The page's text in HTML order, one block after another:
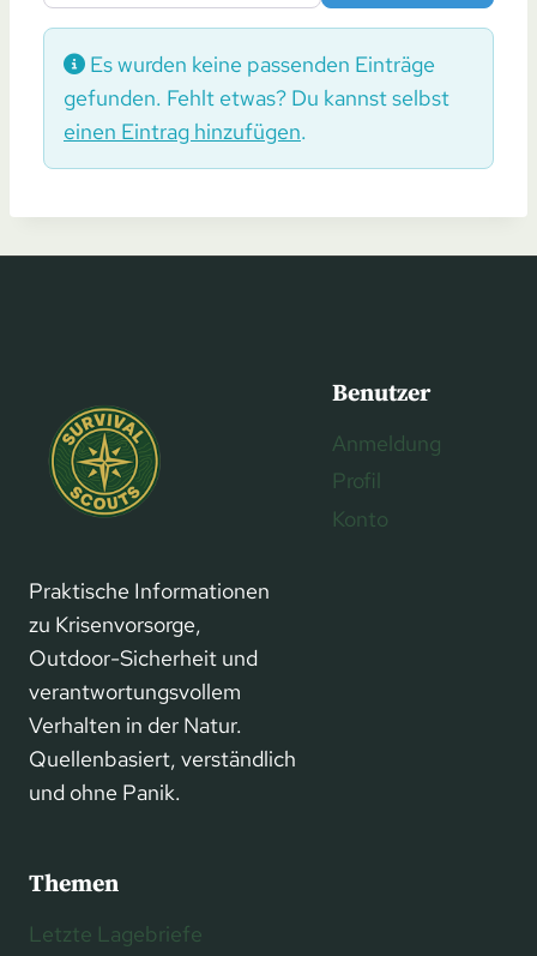
Es wurden keine passenden Einträge
gefunden. Fehlt etwas? Du kannst selbst
einen Eintrag hinzufügen.
Praktische Informationen
zu Krisenvorsorge,
Outdoor-Sicherheit und
verantwortungsvollem
Verhalten in der Natur.
Quellenbasiert, verständlich
und ohne Panik.
Benutzer
Anmeldung
Profil
Konto
Themen
Letzte Lagebriefe